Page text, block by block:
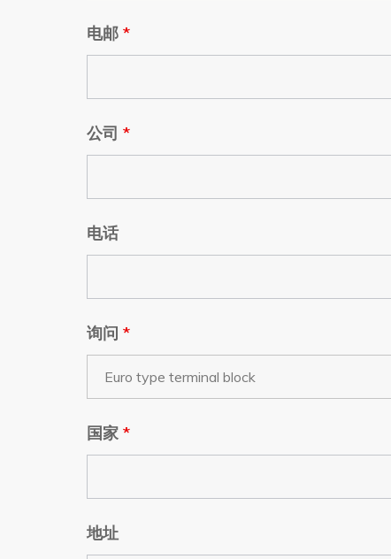
电邮 *
公司 *
电话
询问 *
国家 *
地址